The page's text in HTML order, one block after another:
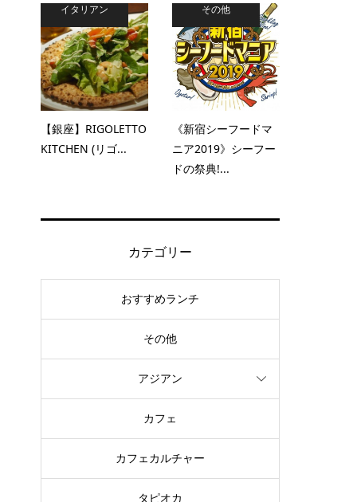
イタリアン
【銀座】RIGOLETTO
KITCHEN (リゴ...
その他
《新宿シーフードマ
ニア2019》シーフー
ドの祭典!...
カテゴリー
おすすめランチ
その他
アジアン
カフェ
カフェカルチャー
タピオカ